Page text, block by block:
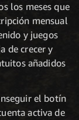
los meses que
mensual
y juegos
de crecer y
añadidos
el botín
activa de